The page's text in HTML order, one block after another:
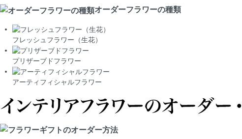
オーダーフラワーの種類
フレッシュフラワー（生花）
プリザーブドフラワー
アーティフィシャルフラワー